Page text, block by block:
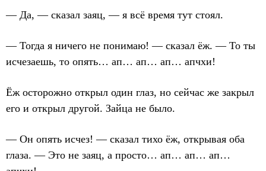
— Да, — сказал заяц, — я всё время тут стоял.
— Тогда я ничего не понимаю! — сказал ёж. — То ты
исчезаешь, то опять… ап… ап… ап… апчхи!
Ёж осторожно открыл один глаз, но сейчас же закрыл
его и открыл другой. Зайца не было.
— Он опять исчез! — сказал тихо ёж, открывая оба
глаза. — Это не заяц, а просто… ап… ап… ап…